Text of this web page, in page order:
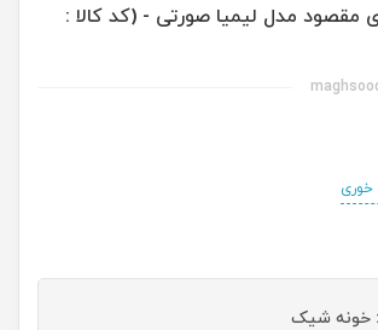
مقصود مدل لیمیا صورتی - (کد کالا :
خونه شیک